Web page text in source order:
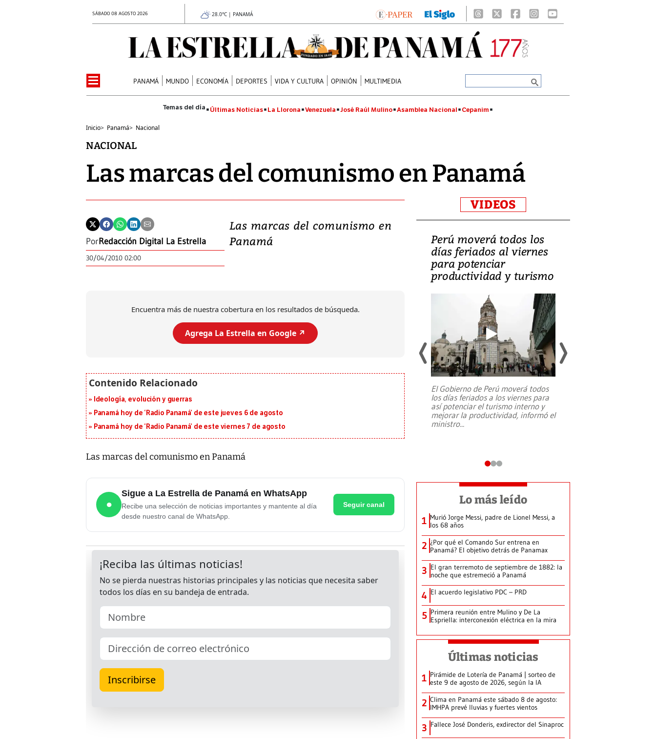
SÁBADO 08 AGOSTO 2026 28.0°C | PANAMÁ
PANAMÁ MUNDO ECONOMÍA DEPORTES VIDA Y CULTURA OPINIÓN MULTIMEDIA
Últimas Noticias La Llorona Venezuela José Raúl Mulino Asamblea Nacional Cepanim
Inicio> Panamá> Nacional
NACIONAL
Las marcas del comunismo en Panamá
PorRedacción Digital La Estrella
30/04/2010 02:00
Las marcas del comunismo en
Panamá
Encuentra más de nuestra cobertura en los resultados de búsqueda.
Agrega La Estrella en Google ↗️
Ideología, evolución y guerras
Panamá hoy de ‘Radio Panamá’ de este jueves 6 de agosto
Panamá hoy de ‘Radio Panamá’ de este viernes 7 de agosto
Las marcas del comunismo en Panamá
●
Sigue a La Estrella de Panamá en WhatsApp
Recibe una selección de noticias importantes y mantente al día
desde nuestro canal de WhatsApp.
Seguir canal
VIDEOS
referencias hacia sus adversarios, el
presidente de Brasil, Luiz Inácio Lula
da Silva, oficializó este domingo su
candidatura...
Perú moverá todos los
días feriados al viernes
para potenciar
productividad y turismo
El Gobierno de Perú moverá todos
los días feriados a los viernes para
así potenciar el turismo interno y
mejorar la productividad, informó el
ministro...
Lo más leído
1 Murió Jorge Messi, padre de Lionel Messi, a
los 68 años
2 ¿Por qué el Comando Sur entrena en
Panamá? El objetivo detrás de Panamax
3 El gran terremoto de septiembre de 1882: la
noche que estremeció a Panamá
4 El acuerdo legislativo PDC – PRD
5 Primera reunión entre Mulino y De La
Espriella: interconexión eléctrica en la mira
Últimas noticias
1 Pirámide de Lotería de Panamá | sorteo de
este 9 de agosto de 2026, según la IA
2 Clima en Panamá este sábado 8 de agosto:
IMHPA prevé lluvias y fuertes vientos
3 Fallece José Donderis, exdirector del Sinaproc